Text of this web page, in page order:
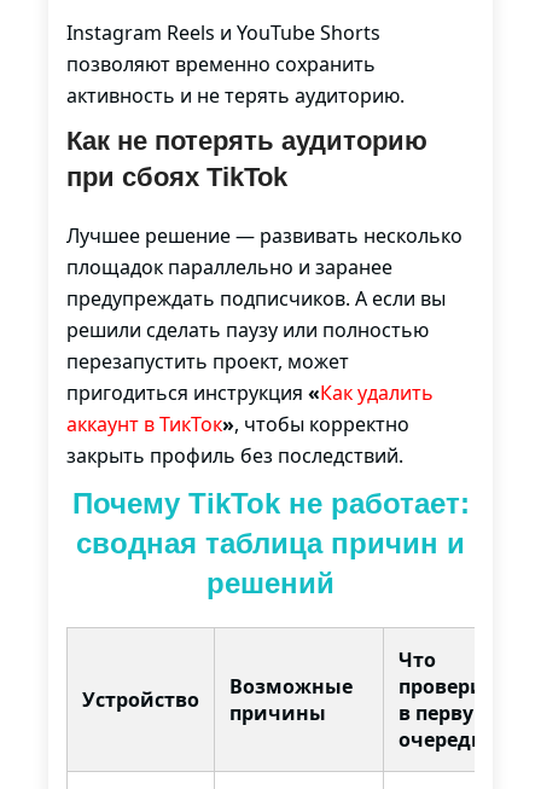
Instagram Reels и YouTube Shorts
позволяют временно сохранить
активность и не терять аудиторию.
Как не потерять аудиторию
при сбоях TikTok
Лучшее решение — развивать несколько
площадок параллельно и заранее
предупреждать подписчиков. А если вы
решили сделать паузу или полностью
перезапустить проект, может
пригодиться инструкция «Как удалить
аккаунт в ТикТок», чтобы корректно
закрыть профиль без последствий.
Почему TikTok не работает:
сводная таблица причин и
решений
Устройство
Возможные
причины
Что
проверить
в первую
очередь